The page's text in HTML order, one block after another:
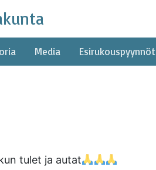
Media Esirukouspyynnöt
tulet ja autat